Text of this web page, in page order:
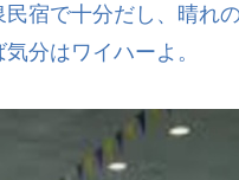
民宿で十分だし、晴れ
分はワイハーよ。